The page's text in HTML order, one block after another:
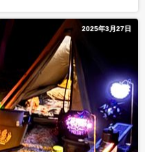
2025年3月27日